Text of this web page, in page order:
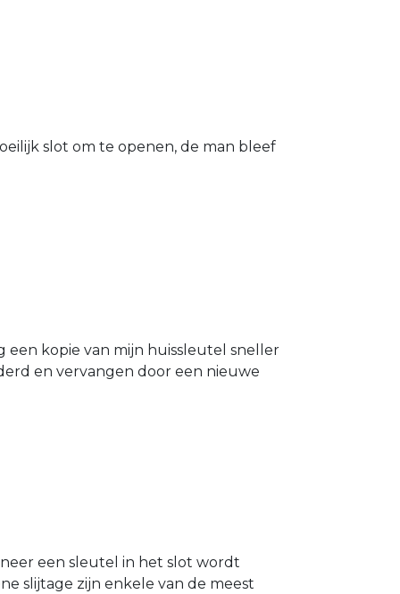
slot om te openen, de man bleef
een kopie van mijn huissleutel sneller
en vervangen door een nieuwe
een sleutel in het slot wordt
slijtage zijn enkele van de meest